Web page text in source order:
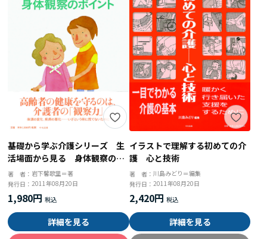
基礎から学ぶ介護シリーズ 生
活場面から見る 身体観察のポ
イント
著 者： 岩下馨歌里＝著
発行日：2011年08月20日
1,980円
詳細を見る
イラストで理解する初めての介
護 心と技術
著 者： 川島みどり＝編集
発行日： 2011年08月20日
2,420円
詳細を見る